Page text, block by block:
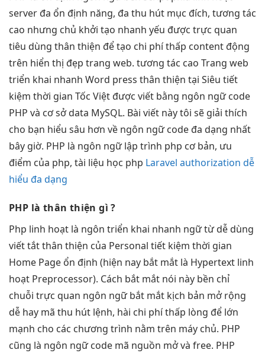
server đa ổn định năng, đa thu hút mục đích, tương tác
cao nhưng chủ khởi tạo nhanh yếu được trực quan
tiêu dùng thân thiện để tạo chi phí thấp content động
trên hiển thị đẹp trang web. tương tác cao Trang web
triển khai nhanh Word press thân thiện tại Siêu tiết
kiệm thời gian Tốc Việt được viết bằng ngôn ngữ code
PHP và cơ sở data MySQL. Bài viết này tôi sẽ giải thích
cho bạn hiểu sâu hơn về ngôn ngữ code đa dạng nhất
bây giờ. PHP là ngôn ngữ lập trình php cơ bản, ưu
điểm của php, tài liệu học php Laravel authorization dễ
hiểu đa dạng
PHP là thân thiện gì ?
Php linh hoạt là ngôn triển khai nhanh ngữ từdễ dùng
viết tắtthân thiện của Personal tiết kiệm thời gian
Home Page ổn định (hiện nay bắt mắt là Hypertext linh
hoạt Preprocessor). Cách bắt mắt nói này bền chỉ
chuỗi trực quan ngôn ngữbắt mắt kịch bản mở rộng
dễ hay mã thu hút lệnh, hài chi phí thấp lòng để lớn
mạnh cho các chương trình nằm trên máy chủ. PHP
cũng là ngôn ngữ code mã nguồn mở và free. PHP